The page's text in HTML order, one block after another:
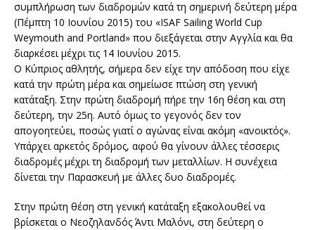
συμπλήρωση των διαδρομών κατά τη σημερινή δεύτερη μέρα
(Πέμπτη 10 Ιουνίου 2015) του «ISAF Sailing World Cup
Weymouth and Portland» που διεξάγεται στην Αγγλία και θα
διαρκέσει μέχρι τις 14 Ιουνίου 2015.
O Κύπριος αθλητής, σήμερα δεν είχε την απόδοση που είχε
κατά την πρώτη μέρα και σημείωσε πτώση στη γενική
κατάταξη. Στην πρώτη διαδρομή πήρε την 16η θέση και στη
δεύτερη, την 25η. Αυτό όμως το γεγονός δεν τον
απογοητεύει, ποσώς γιατί ο αγώνας είναι ακόμη «ανοικτός».
Υπάρχει αρκετός δρόμος, αφού θα γίνουν άλλες τέσσερις
διαδρομές μέχρι τη διαδρομή των μεταλλίων. Η συνέχεια
δίνεται την Παρασκευή με άλλες δυο διαδρομές.
Στην πρώτη θέση στη γενική κατάταξη εξακολουθεί να
βρίσκεται ο Νεοζηλανδός Άντι Μαλόνι, στη δεύτερη ο